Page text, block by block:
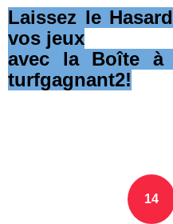
Laissez le
vos jeux
avec la Boîte
turfgagnant2!
14